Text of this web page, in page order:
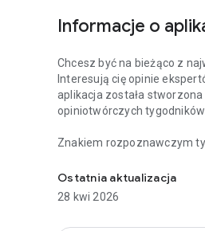
Informacje o
Chcesz być na bieżąco z
Interesują cię opinie
aplikacja została
opiniotwórczych
Znakiem rozpoznawczym
Tygodnik Newsweek
ważnych wydarzeń
Ostatnia aktualizacja
28 kwi 2026